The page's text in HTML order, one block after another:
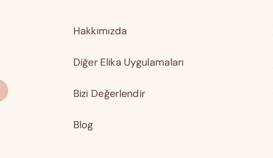
Hakkımızda
Diğer Elika Uygulamaları
Bizi Değerlendir
Blog